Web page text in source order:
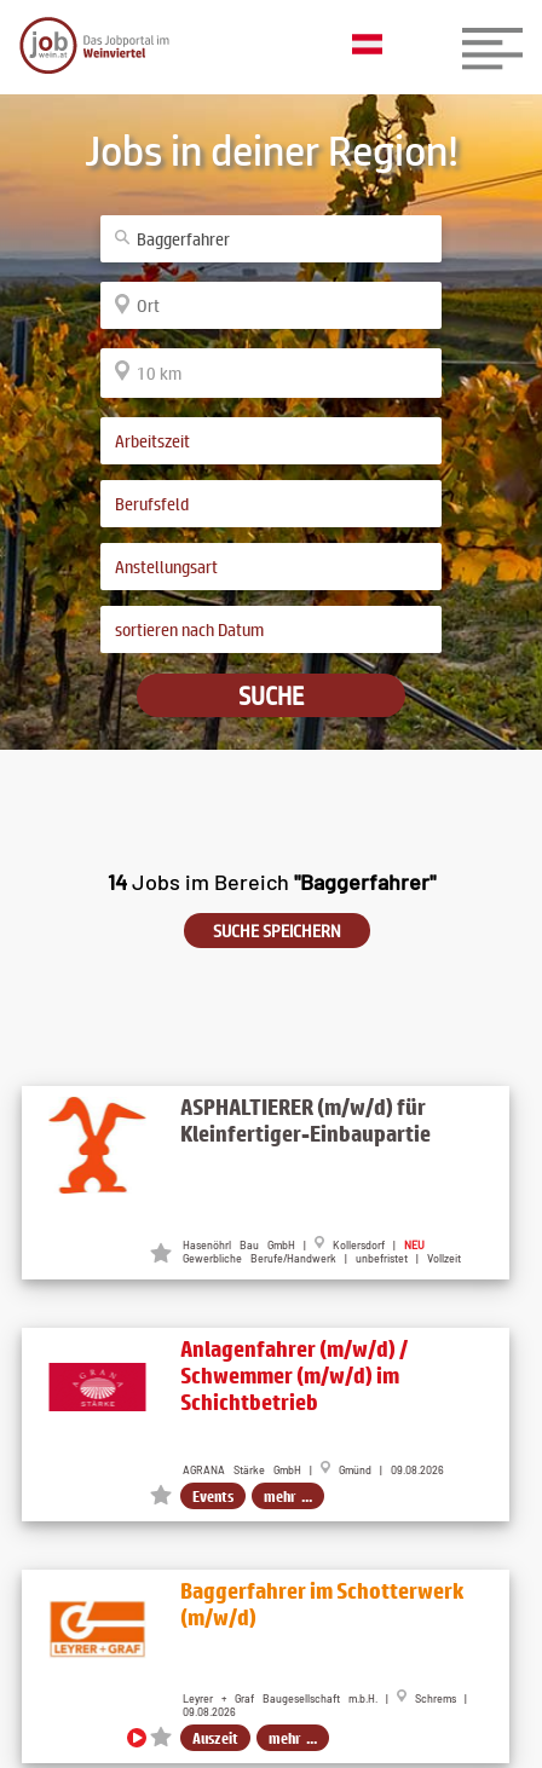
Jobs in deiner Region!
SUCHE
14Jobs im Bereich "Baggerfahrer"
SUCHE SPEICHERN
ASPHALTIERER (m/w/d) für
Kleinfertiger-Einbaupartie
Hasenöhrl Bau GmbH | Kollersdorf | NEU
Gewerbliche Berufe/Handwerk | unbefristet | Vollzeit
Anlagenfahrer (m/w/d) /
Schwemmer (m/w/d) im
Schichtbetrieb
AGRANA Stärke GmbH | Gmünd | 09.08.2026
Events mehr ...
Baggerfahrer im Schotterwerk
(m/w/d)
Leyrer + Graf Baugesellschaft m.b.H. |
Schrems |
09.08.2026
Auszeit mehr ...